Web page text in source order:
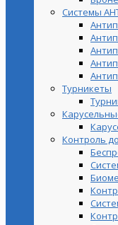
Системы
Турникеты
Контроль